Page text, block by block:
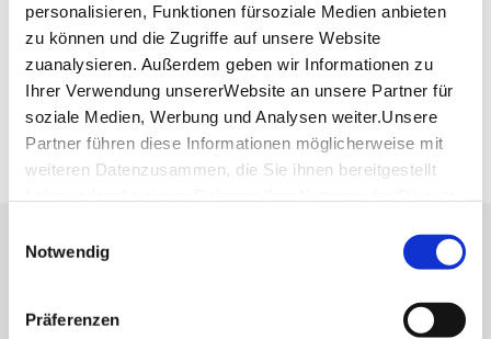
personalisieren, Funktionen fürsoziale Medien anbieten
zu können und die Zugriffe auf unsere Website
zuanalysieren. Außerdem geben wir Informationen zu
Ihrer Verwendung unsererWebsite an unsere Partner für
soziale Medien, Werbung und Analysen weiter.Unsere
Partner führen diese Informationen möglicherweise mit
weiteren Datenzusammen, die Sie ihnen bereitgestellt
Impressum
Notwendig
Präferenzen
Fahrplanauskunft des VVS
Deutsche Bahn AG
Fahrplanauskunft der DB
Google Maps
Google Maps Route
Lassen Sie sich inspirieren!
Mit unserem Newsletter bleiben Sie zu Events,
Highlights und aktuellen Angeboten in